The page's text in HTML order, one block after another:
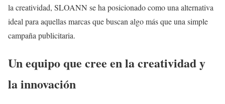
la creatividad, SLOANN se ha posicionado como una alternativa
ideal para aquellas marcas que buscan algo más que una simple
campaña publicitaria.
Un equipo que cree en la creatividad y
la innovación